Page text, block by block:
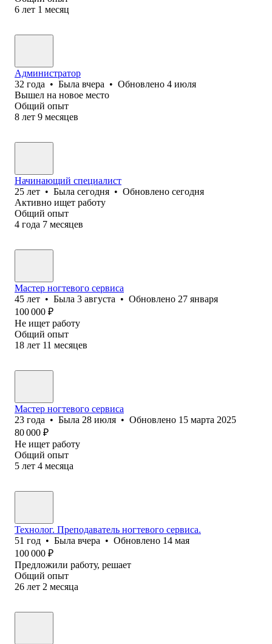
6 лет 1 месяц
Администратор
32 года • Была вчера • Обновлено 4 июля
Вышел на новое место
Общий опыт
8 лет 9 месяцев
Начинающий специалист
25 лет • Была сегодня • Обновлено сегодня
Активно ищет работу
Общий опыт
4 года 7 месяцев
Мастер ногтевого сервиса
45 лет • Была 3 августа • Обновлено 27 января
100 000 ₽
Не ищет работу
Общий опыт
18 лет 11 месяцев
Мастер ногтевого сервиса
23 года • Была 28 июля • Обновлено 15 марта 2025
80 000 ₽
Не ищет работу
Общий опыт
5 лет 4 месяца
Технолог. Преподаватель ногтевого сервиса.
51 год • Была вчера • Обновлено 14 мая
100 000 ₽
Предложили работу, решает
Общий опыт
26 лет 2 месяца